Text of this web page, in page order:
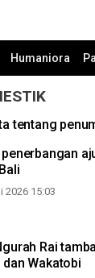
Humaniora
tentang
2026 15:03
Rai
Wakatobi